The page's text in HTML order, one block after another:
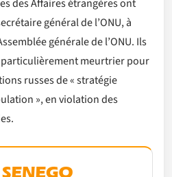
des Affaires étrangères ont
général de l’ONU, à
générale de l’ONU. Ils
particulièrement meurtrier pour
russes de « stratégie
», en violation des